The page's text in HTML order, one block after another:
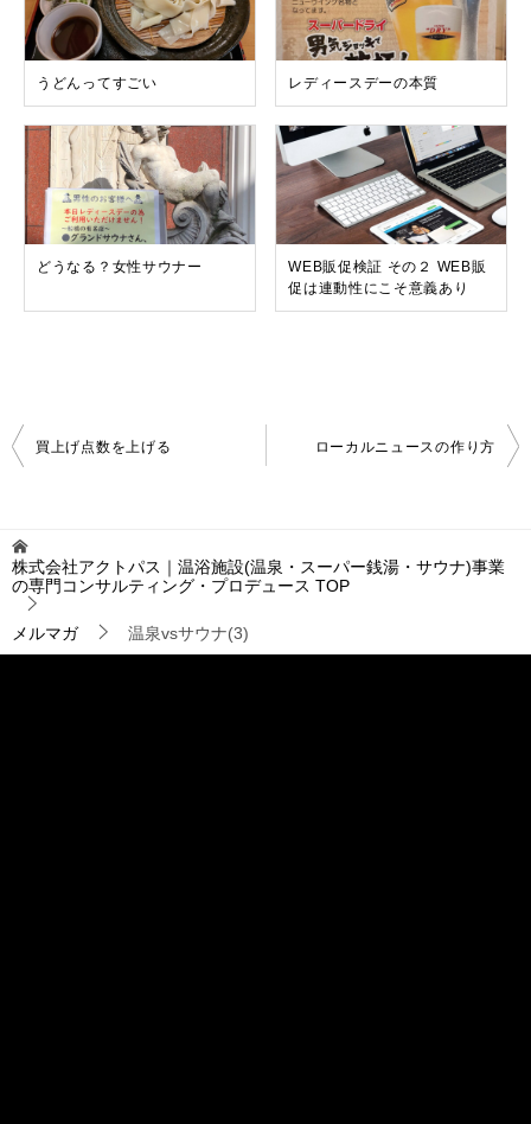
うどんってすごい レディースデーの本質
どうなる？女性サウナー
WEB販促検証 その２ WEB販
促は連動性にこそ意義あり
投
稿
ゲ
ー
シ
ョ
ン
買上げ点数を上げる ローカルニュースの作り方
株式会社アクトパス｜温浴施設(温泉・スーパー銭湯・サウナ)事業
の専門コンサルティング・プロデュース TOP
メルマガ 温泉vsサウナ(3)